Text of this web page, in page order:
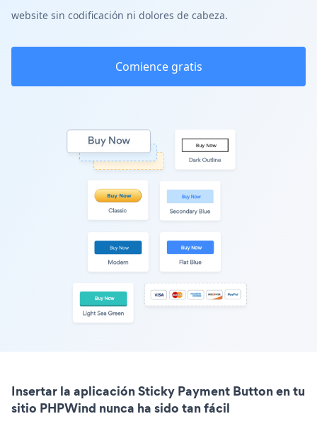
website sin codificación ni dolores de cabeza.
Comience gratis
Insertar la aplicación Sticky Payment Button en tu
sitio PHPWind nunca ha sido tan fácil